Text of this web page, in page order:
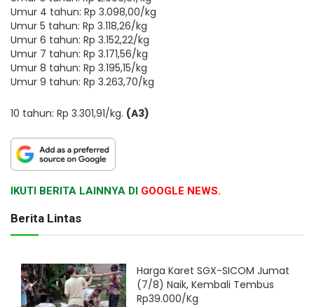
Umur 4 tahun: Rp 3.098,00/kg
Umur 5 tahun: Rp 3.118,26/kg
Umur 6 tahun: Rp 3.152,22/kg
Umur 7 tahun: Rp 3.171,56/kg
Umur 8 tahun: Rp 3.195,15/kg
Umur 9 tahun: Rp 3.263,70/kg
10 tahun: Rp 3.301,91/kg. (A3)
IKUTI BERITA LAINNYA DI GOOGLE NEWS.
Berita Lintas
Harga Karet SGX-SICOM Jumat
(7/8) Naik, Kembali Tembus
Rp39.000/Kg